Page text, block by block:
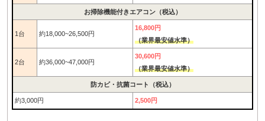
お掃除機能付きエアコン（税込）
1台 約18,000~26,500円
16,800円
（業界最安値水準）
2台 約36,000~47,000円
30,600円
（業界最安値水準）
防カビ・抗菌コート（税込）
約3,000円 2,500円